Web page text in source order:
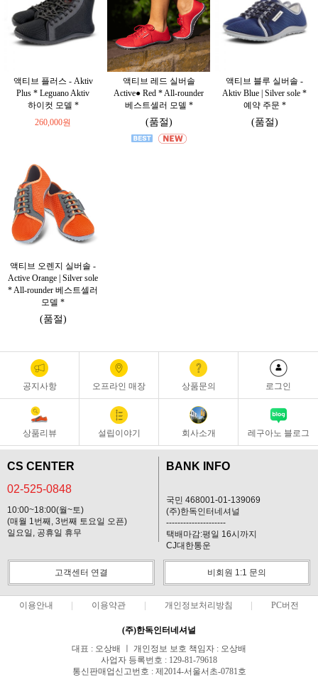
액티브 플러스 - Aktiv
Plus * Leguano Aktiv
하이컷 모델 *
260,000원
액티브 레드 실버솔
Active● Red * All-rounder
베스트셀러 모델 *
(품절)
액티브 블루 실버솔 -
Aktiv Blue | Silver sole *
예약 주문 *
(품절)
액티브 오렌지 실버솔 -
Active Orange | Silver sole
* All-rounder 베스트셀러
모델 *
(품절)
공지사항 오프라인 매장 상품문의 로그인
상품리뷰 설립이야기 회사소개 레구아노 블로그
CS CENTER
02-525-0848
10:00~18:00(월~토)
(매월 1번째, 3번째 토요일 오픈)
일요일, 공휴일 휴무
BANK INFO
국민 468001-01-139069
(주)한독인터네셔널
---------------------
택배마감:평일 16시까지
CJ대한통운
고객센터 연결 비회원 1:1 문의
이용안내 이용약관 개인정보처리방침 PC버전
(주)한독인터네셔널
대표 : 오상배 ㅣ 개인정보 보호 책임자 : 오상배
사업자 등록번호 : 129-81-79618
통신판매업신고번호 : 제2014-서울서초-0781호